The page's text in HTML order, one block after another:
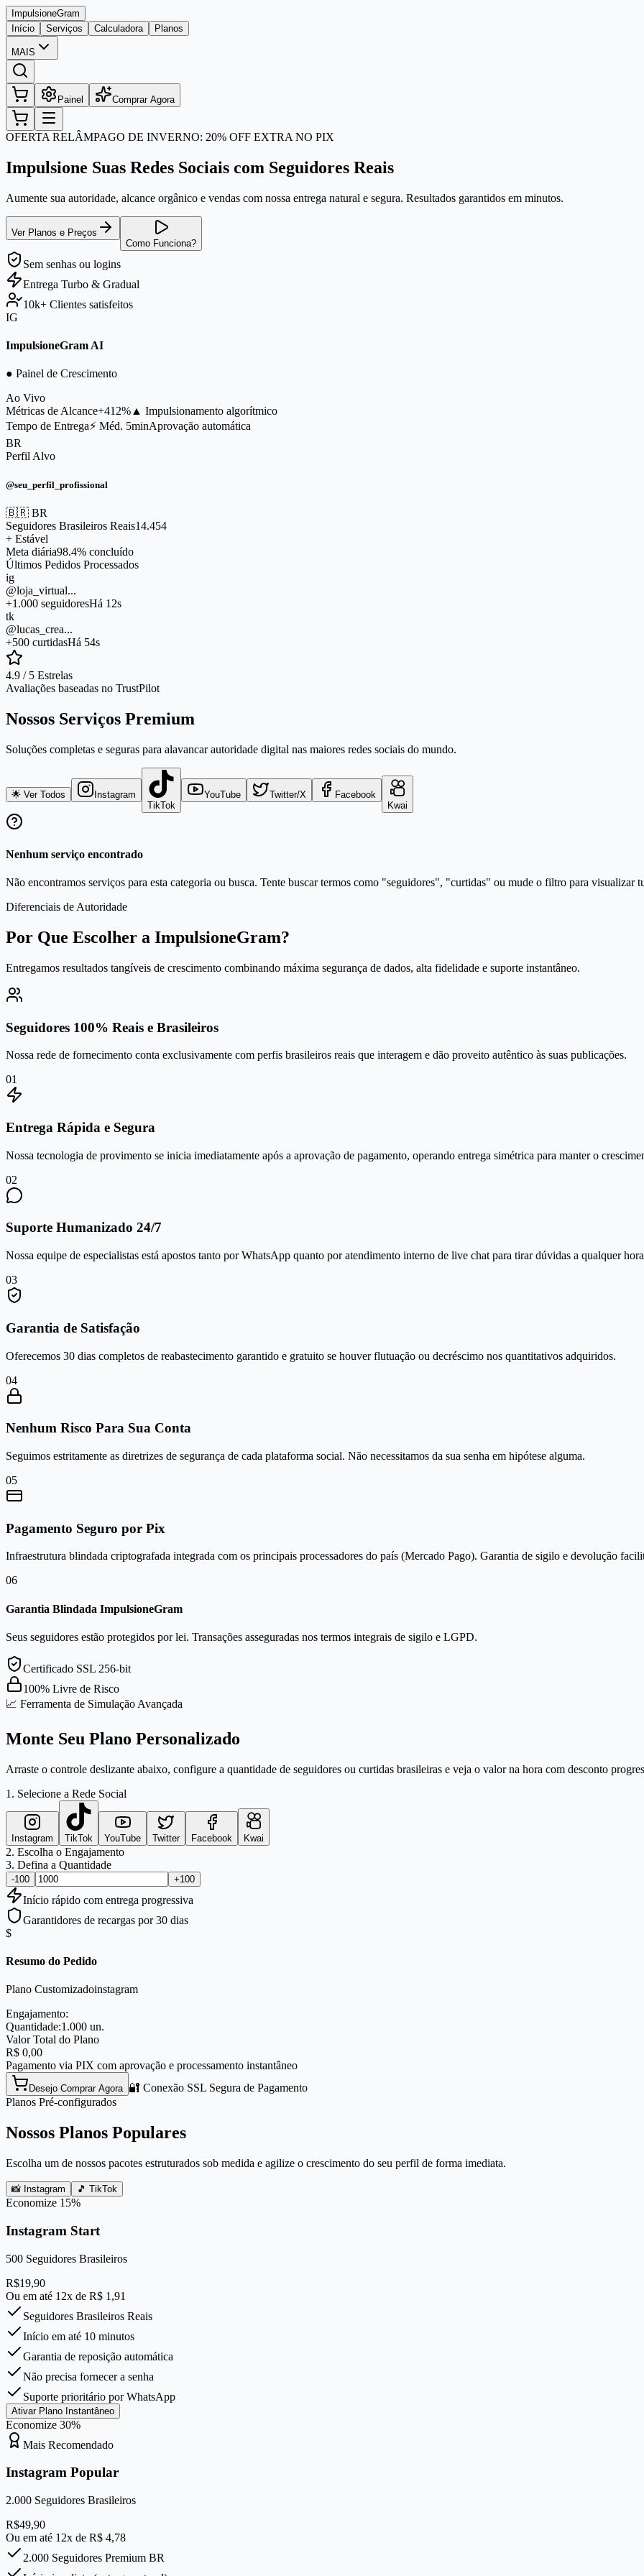
ImpulsioneGram
Início
Serviços Calculadora Planos
MAIS
Painel Comprar Agora
OFERTA RELÂMPAGO DE INVERNO: 20% OFF EXTRA NO PIX
Impulsione Suas Redes Sociais com Seguidores Reais
Aumente sua autoridade, alcance orgânico e vendas com nossa entrega natural e segura. Resultados garantidos em minutos.
Ver Planos e Preços
Como Funciona?
Sem senhas ou logins
Entrega Turbo & Gradual
10k+ Clientes satisfeitos
IG
ImpulsioneGram AI
● Painel de Crescimento
Ao Vivo
Métricas de Alcance+412% ▲ Impulsionamento algorítmico
Tempo de Entrega⚡ Méd. 5minAprovação automática
BR
Perfil Alvo
@seu_perfil_profissional
🇧🇷 BR
Seguidores Brasileiros Reais14.454
+ Estável
Meta diária98.4% concluído
Últimos Pedidos Processados
ig
@loja_virtual...
+1.000 seguidoresHá 12s
tk
@lucas_crea...
+500 curtidasHá 54s
4.9 / 5 Estrelas
Avaliações baseadas no TrustPilot
Nossos Serviços Premium
Soluções completas e seguras para alavancar autoridade digital nas maiores redes sociais do mundo.
🌟 Ver Todos
Instagram
TikTok
YouTube Twitter/X
Facebook
Kwai
Nenhum serviço encontrado
Não encontramos serviços para esta categoria ou busca. Tente buscar termos como "seguidores", "curtidas" ou mude o filtro para visualizar
Diferenciais de Autoridade
Por Que Escolher a ImpulsioneGram?
Entregamos resultados tangíveis de crescimento combinando máxima segurança de dados, alta fidelidade e suporte instantâneo.
Seguidores 100% Reais e Brasileiros
Nossa rede de fornecimento conta exclusivamente com perfis brasileiros reais que interagem e dão proveito autêntico às suas publicações.
01
Entrega Rápida e Segura
Nossa tecnologia de provimento se inicia imediatamente após a aprovação de pagamento, operando entrega simétrica para manter o
02
Suporte Humanizado 24/7
Nossa equipe de especialistas está apostos tanto por WhatsApp quanto por atendimento interno de live chat para tirar dúvidas a qualquer
03
Garantia de Satisfação
Oferecemos 30 dias completos de reabastecimento garantido e gratuito se houver flutuação ou decréscimo nos quantitativos adquiridos.
04
Nenhum Risco Para Sua Conta
Seguimos estritamente as diretrizes de segurança de cada plataforma social. Não necessitamos da sua senha em hipótese alguma.
05
Pagamento Seguro por Pix
Infraestrutura blindada criptografada integrada com os principais processadores do país (Mercado Pago). Garantia de sigilo e devolução
06
Garantia Blindada ImpulsioneGram
Seus seguidores estão protegidos por lei. Transações asseguradas nos termos integrais de sigilo e LGPD.
Certificado SSL 256-bit
100% Livre de Risco
📈 Ferramenta de Simulação Avançada
Monte Seu Plano Personalizado
Arraste o controle deslizante abaixo, configure a quantidade de seguidores ou curtidas brasileiras e veja o valor na hora com desconto
1. Selecione a Rede Social
Instagram TikTok YouTube Twitter Facebook Kwai
2. Escolha o Engajamento
3. Defina a Quantidade
-100 +100
Início rápido com entrega progressiva
Garantidores de recargas por 30 dias
$
Resumo do Pedido
Plano Customizadoinstagram
Engajamento:
Quantidade:1.000 un.
Valor Total do Plano
R$ 0,00
Pagamento via PIX com aprovação e processamento instantâneo
Desejo Comprar Agora 🔐 Conexão SSL Segura de Pagamento
Planos Pré-configurados
Nossos Planos Populares
Escolha um de nossos pacotes estruturados sob medida e agilize o crescimento do seu perfil de forma imediata.
📸 Instagram 🎵 TikTok
Economize 15%
Instagram Start
500 Seguidores Brasileiros
R$19,90
Ou em até 12x de R$ 1,91
Seguidores Brasileiros Reais
Início em até 10 minutos
Garantia de reposição automática
Não precisa fornecer a senha
Suporte prioritário por WhatsApp
Ativar Plano Instantâneo
Economize 30%
Mais Recomendado
Instagram Popular
2.000 Seguidores Brasileiros
R$49,90
Ou em até 12x de R$ 4,78
2.000 Seguidores Premium BR